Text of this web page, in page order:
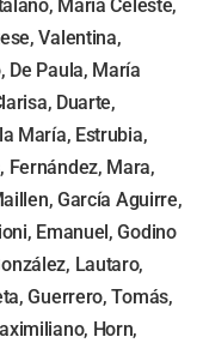
María Celeste,
Valentina,
De Paula, María
Duarte,
María, Estrubia,
Fernández, Mara,
García Aguirre,
Emanuel, Godino
Lautaro,
Guerrero, Tomás,
Horn,